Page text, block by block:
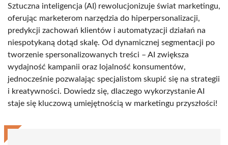
Sztuczna inteligencja (AI) rewolucjonizuje świat marketingu,
oferując marketerom narzędzia do hiperpersonalizacji,
predykcji zachowań klientów i automatyzacji działań na
niespotykaną dotąd skalę. Od dynamicznej segmentacji po
tworzenie spersonalizowanych treści – AI zwiększa
wydajność kampanii oraz lojalność konsumentów,
jednocześnie pozwalając specjalistom skupić się na strategii
i kreatywności. Dowiedz się, dlaczego wykorzystanie AI
staje się kluczową umiejętnością w marketingu przyszłości!